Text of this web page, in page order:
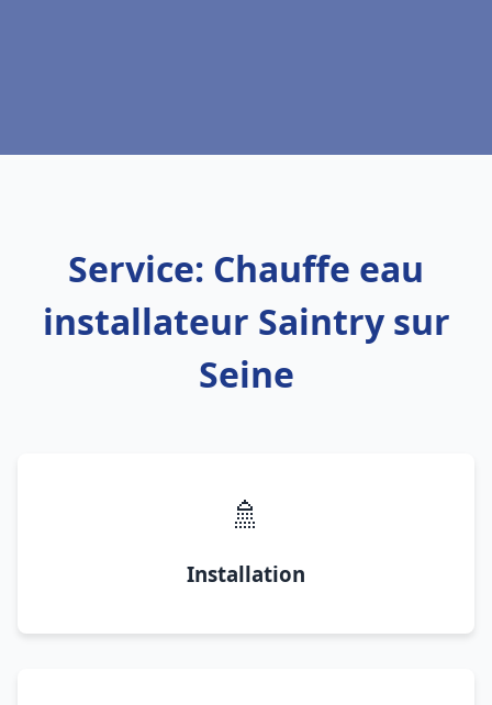
Service: Chauffe eau
installateur Saintry sur
Seine
🚿
Installation